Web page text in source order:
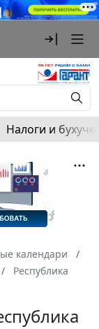
Налоги и
календари
Республика